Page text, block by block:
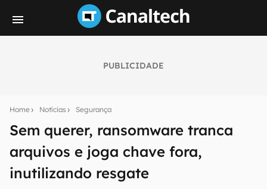
PUBLICIDADE
Home Notícias Segurança
Sem querer, ransomware tranca
arquivos e joga chave fora,
inutilizando resgate
notícias e reviews sobre tecnologia em primeira
E-mail